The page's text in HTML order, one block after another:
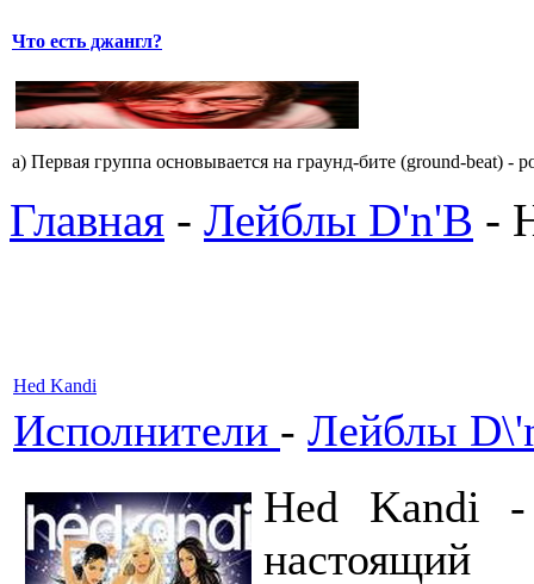
Что есть джангл?
a) Пеpвая гpyппа основывается на гpаyнд-бите (ground-beat)
Главная - Лейблы D'n'B -
Hed Kandi
Исполнители - Лейблы
Hed Kandi